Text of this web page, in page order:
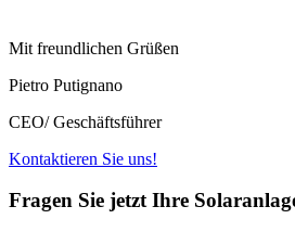
Mit freundlichen Grüßen
Pietro Putignano
CEO/ Geschäftsführer
Kontaktieren Sie uns!
Fragen Sie jetzt Ihre